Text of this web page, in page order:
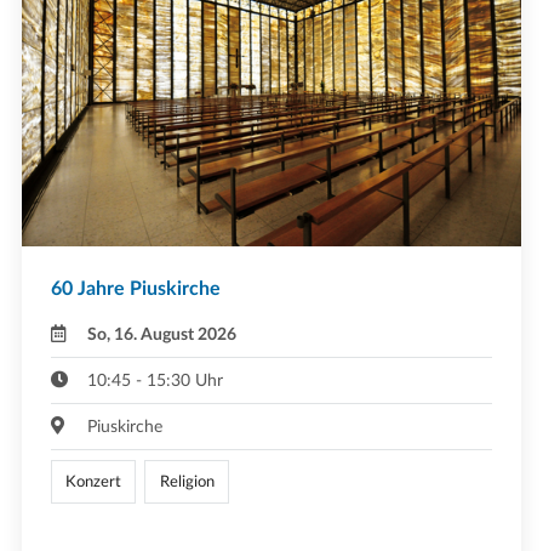
60 Jahre Piuskirche
So, 16. August 2026
10:45 - 15:30 Uhr
Piuskirche
Konzert Religion